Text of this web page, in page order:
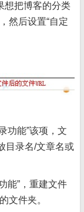
想把博客的分类
然后设置“自定
功能”该项，文
目录名/文章名或
能”，重建文件
文件夹。